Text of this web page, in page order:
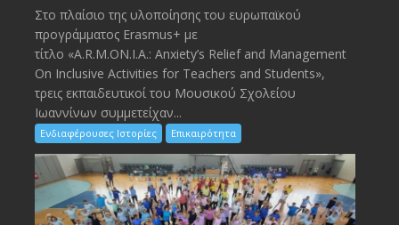
Στο πλαίσιο της υλοποίησης του ευρωπαϊκού
προγράμματος Erasmus+ με
τίτλο «A.R.M.ON.I.A.: Anxiety’s Relief and Management
On Inclusive Activities for Teachers and Students»,
τρεις εκπαιδευτικοί του Μουσικού Σχολείου
Ιωαννίνων συμμετείχαν...
Ενδιαφέρουσες Ιστορίες Επικαιρότητα